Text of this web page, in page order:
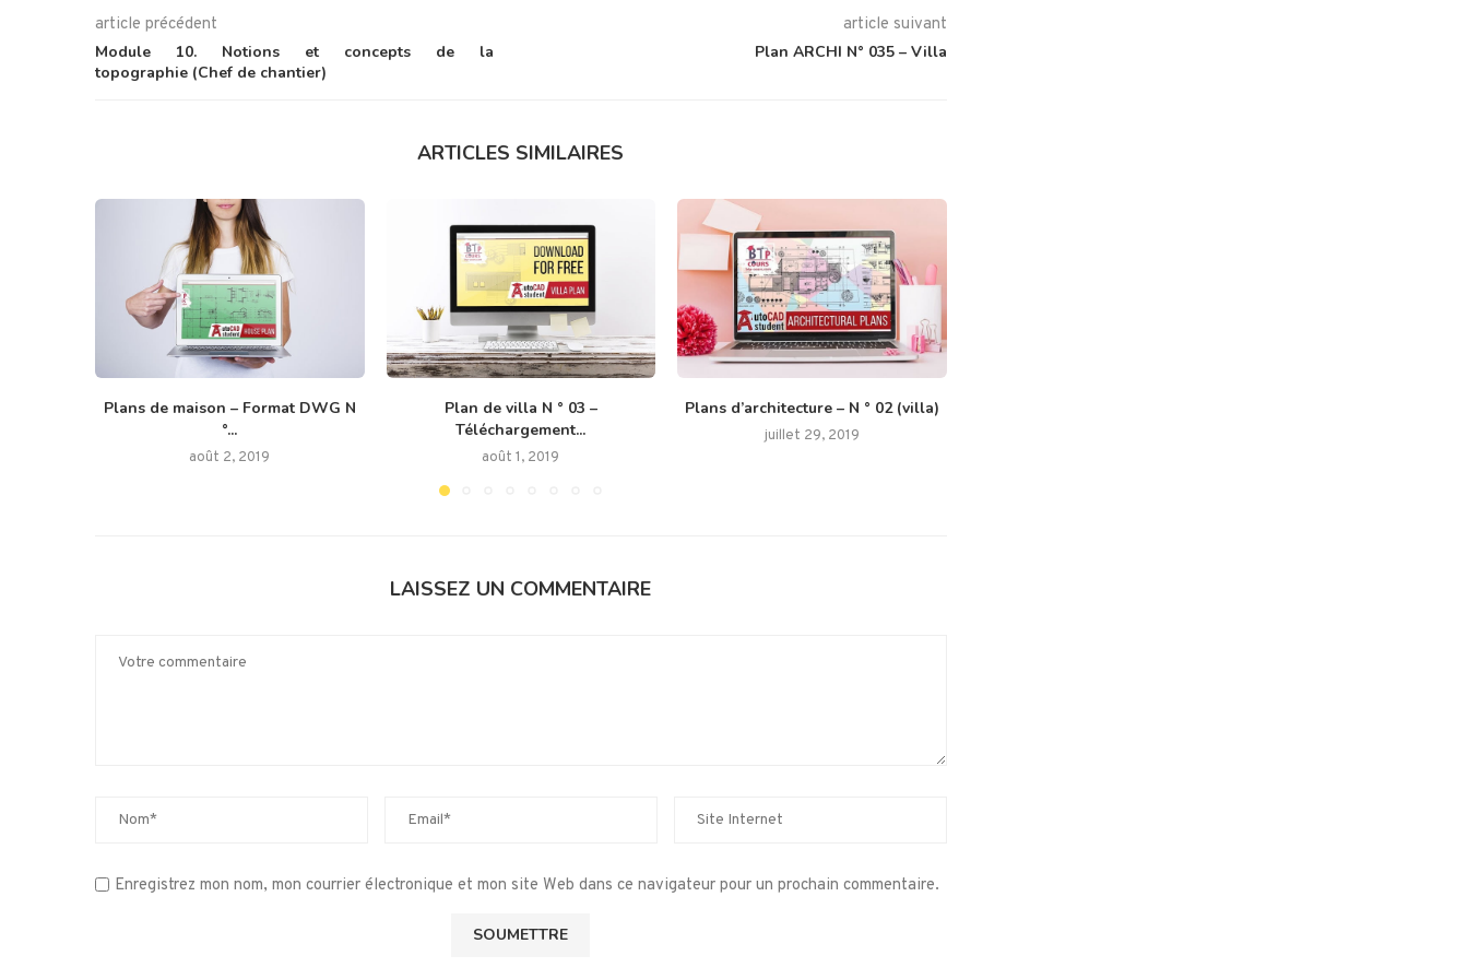
article précédent
Module 10. Notions et concepts de la
topographie (Chef de chantier)
article suivant
Plan ARCHI N° 035 – Villa
ARTICLES SIMILAIRES
Plans de maison – Format DWG N
°...
août 2, 2019
Plan de villa N ° 03 –
Téléchargement...
août 1, 2019
Plans d’architecture – N ° 02 (villa)
juillet 29, 2019
LAISSEZ UN COMMENTAIRE
Enregistrez mon nom, mon courrier électronique et mon site Web dans ce navigateur pour un prochain commentaire.